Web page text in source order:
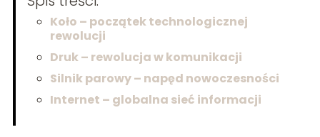
Koło – początek technologicznej
rewolucji
Druk – rewolucja w komunikacji
Silnik parowy – napęd nowoczesności
Internet – globalna sieć informacji